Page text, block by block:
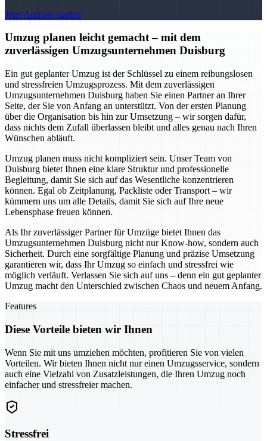
Jetzt Anfrage starten
Umzug planen leicht gemacht – mit dem
zuverlässigen Umzugsunternehmen Duisburg
Ein gut geplanter Umzug ist der Schlüssel zu einem reibungslosen
und stressfreien Umzugsprozess. Mit dem zuverlässigen
Umzugsunternehmen Duisburg haben Sie einen Partner an Ihrer
Seite, der Sie von Anfang an unterstützt. Von der ersten Planung
über die Organisation bis hin zur Umsetzung – wir sorgen dafür,
dass nichts dem Zufall überlassen bleibt und alles genau nach Ihren
Wünschen abläuft.
Umzug planen muss nicht kompliziert sein. Unser Team von
Duisburg bietet Ihnen eine klare Struktur und professionelle
Begleitung, damit Sie sich auf das Wesentliche konzentrieren
können. Egal ob Zeitplanung, Packliste oder Transport – wir
kümmern uns um alle Details, damit Sie sich auf Ihre neue
Lebensphase freuen können.
Als Ihr zuverlässiger Partner für Umzüge bietet Ihnen das
Umzugsunternehmen Duisburg nicht nur Know-how, sondern auch
Sicherheit. Durch eine sorgfältige Planung und präzise Umsetzung
garantieren wir, dass Ihr Umzug so einfach und stressfrei wie
möglich verläuft. Verlassen Sie sich auf uns – denn ein gut geplanter
Umzug macht den Unterschied zwischen Chaos und neuem Anfang.
Features
Diese Vorteile bieten wir Ihnen
Wenn Sie mit uns umziehen möchten, profitieren Sie von vielen
Vorteilen. Wir bieten Ihnen nicht nur einen Umzugsservice, sondern
auch eine Vielzahl von Zusatzleistungen, die Ihren Umzug noch
einfacher und stressfreier machen.
Stressfrei